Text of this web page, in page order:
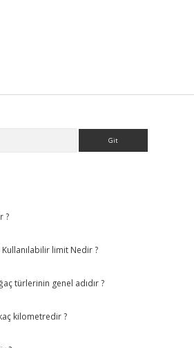
?
limit Nedir ?
türlerinin genel adıdır ?
kilometredir ?